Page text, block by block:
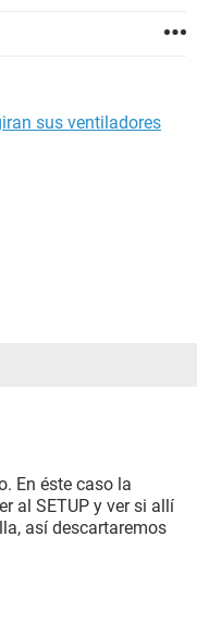
sus ventiladores
En éste caso la
al SETUP y ver si allí
así descartaremos